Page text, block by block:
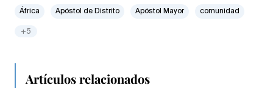
África Apóstol de Distrito Apóstol Mayor comunidad
+5
Artículos relacionados